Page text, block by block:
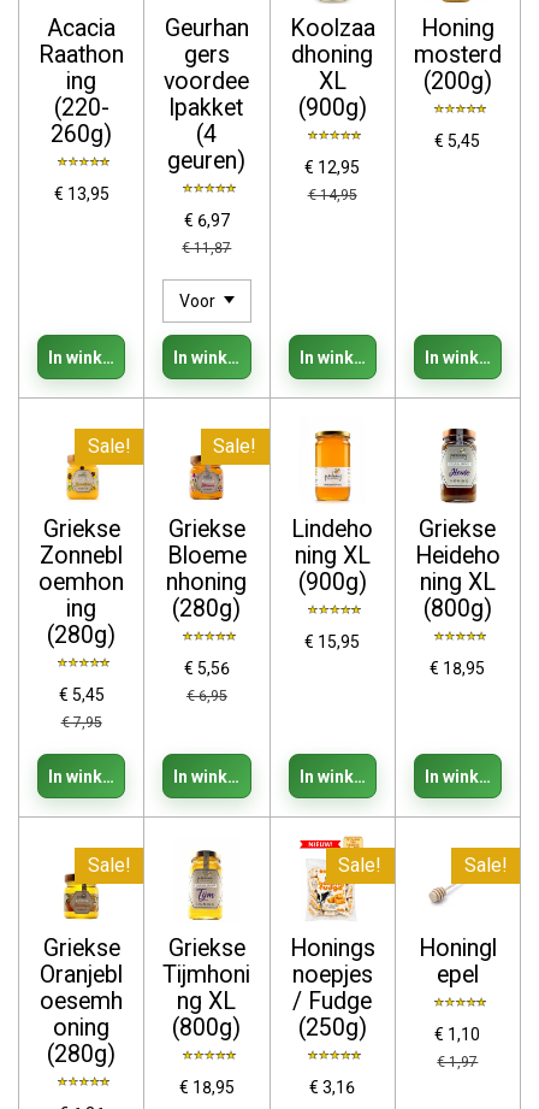
Acacia
Raathon
ing
(220-
260g)
€ 13,95
In winkelwagen
Geurhan
gers
voordee
lpakket
(4
geuren)
€ 6,97
€ 11,87
In winkelwagen
Koolzaa
dhoning
XL
(900g)
€ 12,95
€ 14,95
In winkelwagen
Honing
mosterd
(200g)
€ 5,45
In
Sale!
Griekse
Zonnebl
oemhon
ing
(280g)
€ 5,45
€ 7,95
In winkelwagen
Sale!
Griekse
Bloeme
nhoning
(280g)
€ 5,56
€ 6,95
In winkelwagen
Lindeho
ning XL
(900g)
€ 15,95
In winkelwagen
Griekse
Heideho
ning XL
(800g)
€ 18,95
In
Sale!
Griekse
Oranjebl
oesemh
oning
(280g)
Griekse
Tijmhoni
ng XL
(800g)
€ 18,95
Sale!
Honings
noepjes
/ Fudge
(250g)
€ 3,16
Sale!
Honingl
epel
€ 1,10
€ 1,97